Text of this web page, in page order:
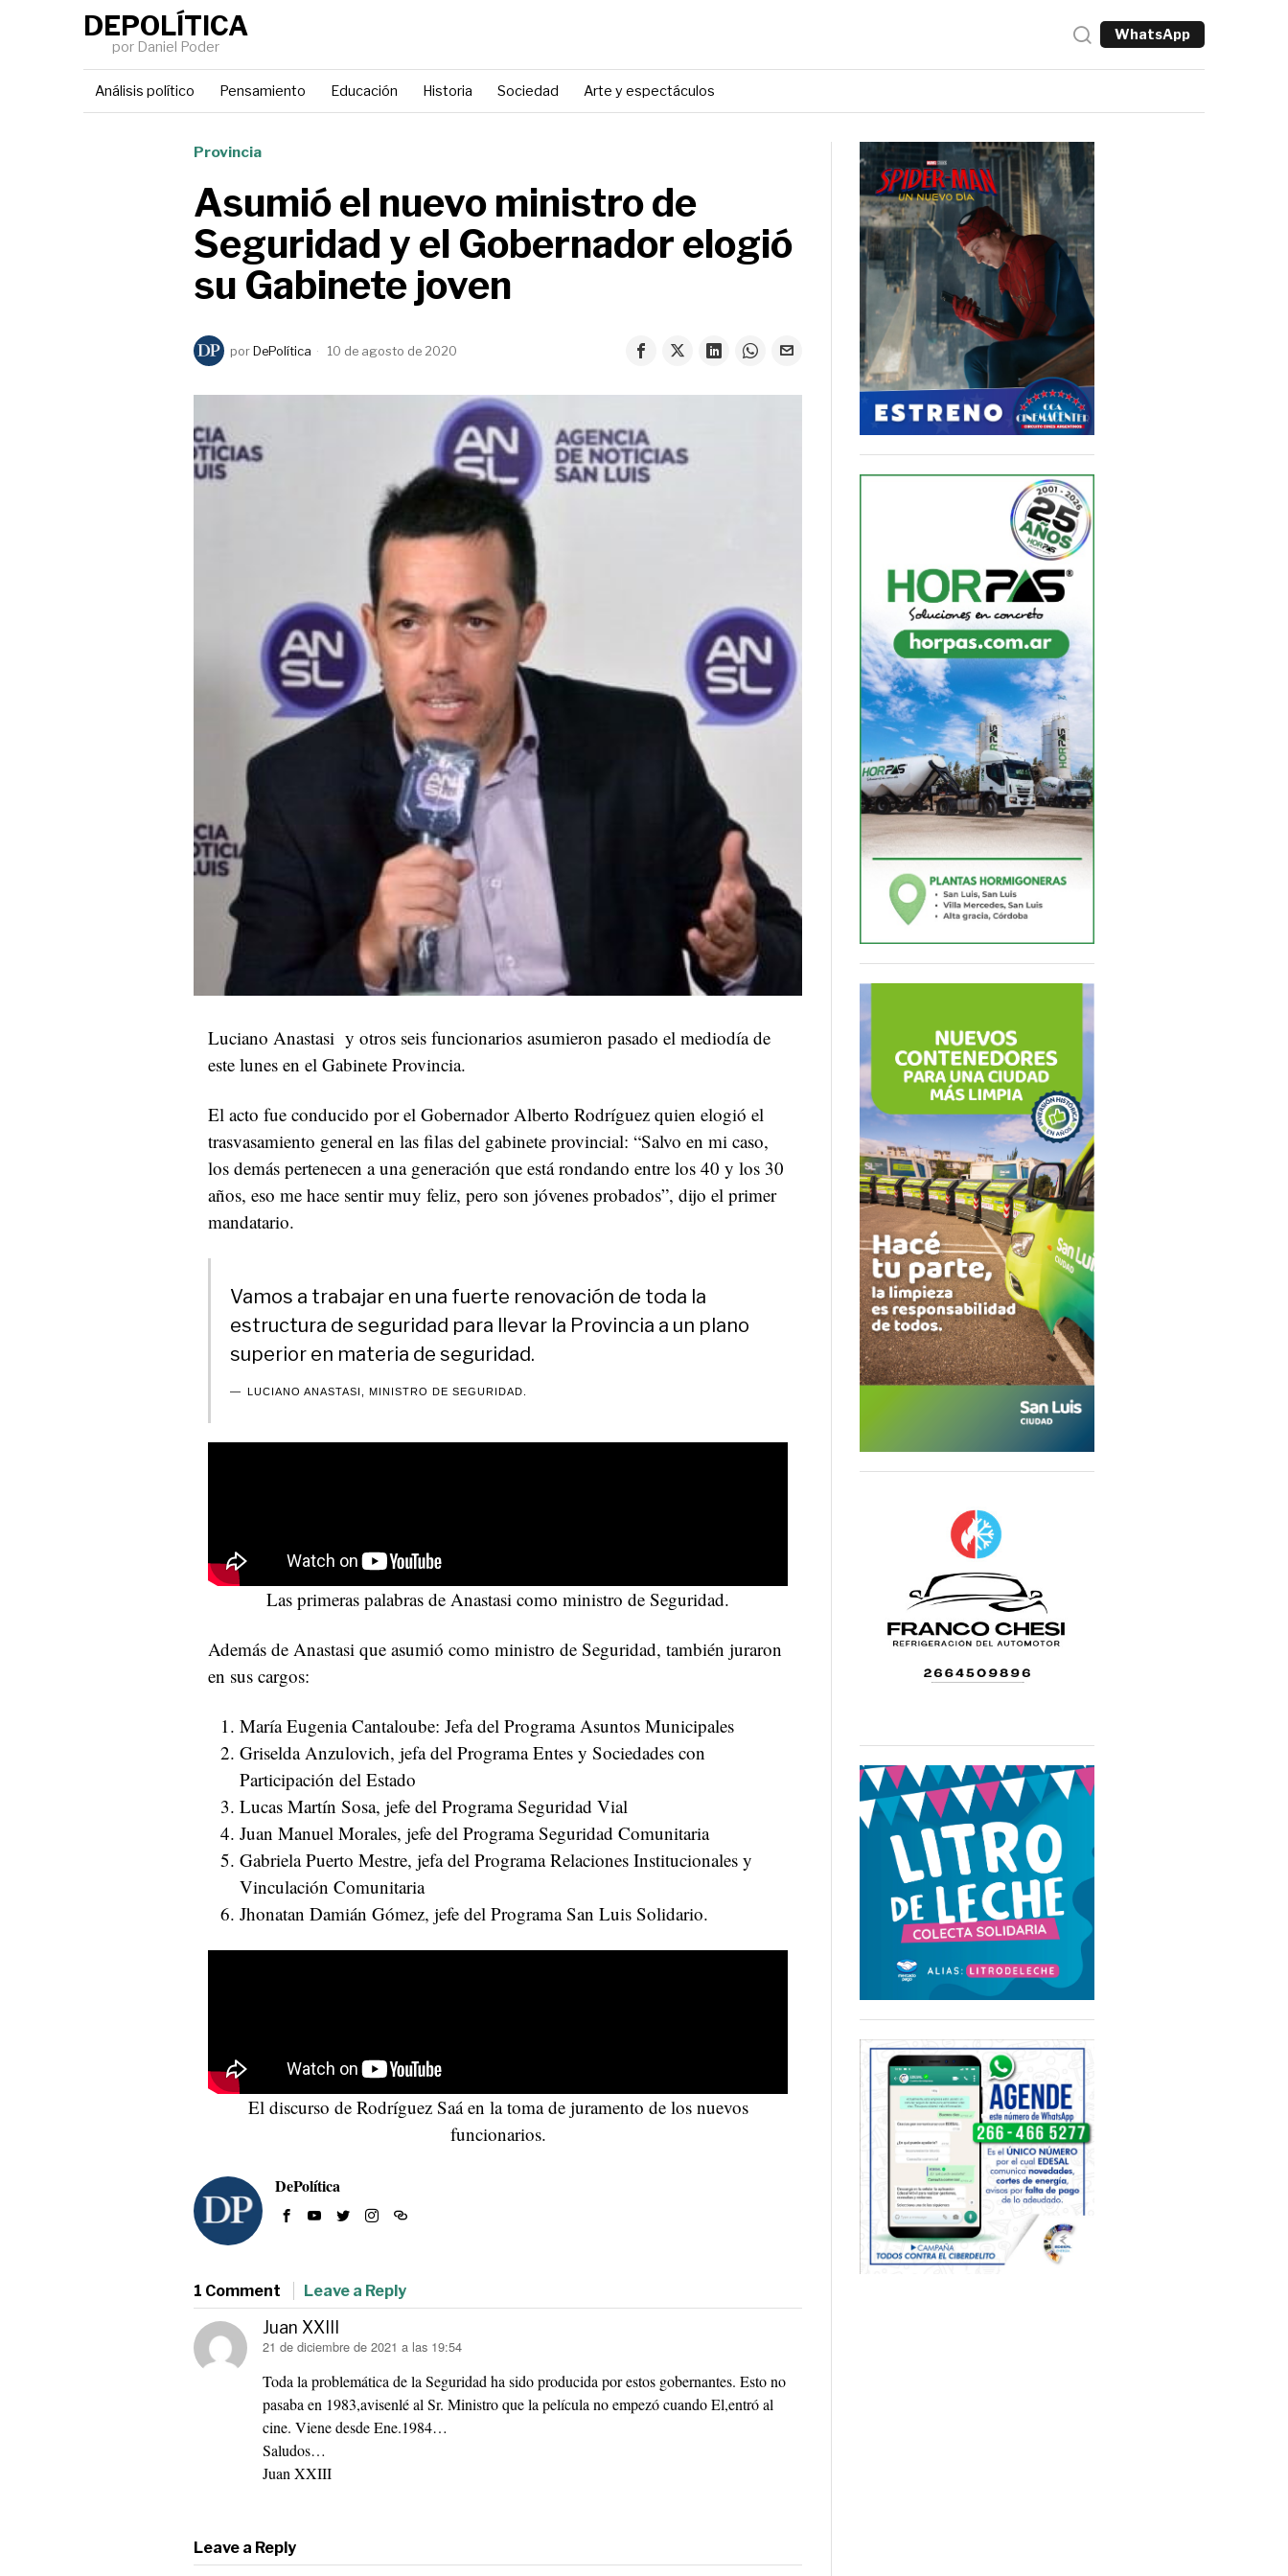
DEPOLÍTICA
por Daniel Poder
WhatsApp
Análisis político Pensamiento Educación Historia Sociedad Arte y espectáculos
Provincia
Asumió el nuevo ministro de
Seguridad y el Gobernador elogió
su Gabinete joven
por DePolítica 10 de agosto de 2020
Luciano Anastasi y otros seis funcionarios asumieron pasado el mediodía de
este lunes en el Gabinete Provincia.
El acto fue conducido por el Gobernador Alberto Rodríguez quien elogió el
trasvasamiento general en las filas del gabinete provincial: “Salvo en mi caso,
los demás pertenecen a una generación que está rondando entre los 40 y los 30
años, eso me hace sentir muy feliz, pero son jóvenes probados”, dijo el primer
mandatario.
Vamos a trabajar en una fuerte renovación de toda la
estructura de seguridad para llevar la Provincia a un plano
superior en materia de seguridad.
LUCIANO ANASTASI, MINISTRO DE SEGURIDAD.
Las primeras palabras de Anastasi como ministro de Seguridad.
Además de Anastasi que asumió como ministro de Seguridad, también juraron
en sus cargos:
María Eugenia Cantaloube: Jefa del Programa Asuntos Municipales
Griselda Anzulovich, jefa del Programa Entes y Sociedades con
Participación del Estado
Lucas Martín Sosa, jefe del Programa Seguridad Vial
Juan Manuel Morales, jefe del Programa Seguridad Comunitaria
Gabriela Puerto Mestre, jefa del Programa Relaciones Institucionales y
Vinculación Comunitaria
Jhonatan Damián Gómez, jefe del Programa San Luis Solidario.
El discurso de Rodríguez Saá en la toma de juramento de los nuevos
funcionarios.
DePolítica
1 Comment Leave a Reply
Juan XXIII
dice:
21 de diciembre de 2021 a las 19:54
Toda la problemática de la Seguridad ha sido producida por estos gobernantes. Esto no
pasaba en 1983,avisenlé al Sr. Ministro que la película no empezó cuando El,entró al
cine. Viene desde Ene.1984…
Saludos…
Juan XXIII
Leave a Reply